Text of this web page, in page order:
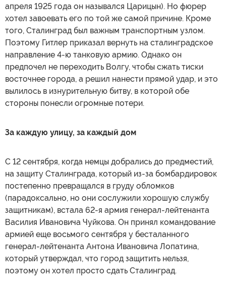
апреля 1925 года он назывался Царицын). Но фюрер
хотел завоевать его по той же самой причине. Кроме
того, Сталинград был важным транспортным узлом.
Поэтому Гитлер приказал вернуть на сталинградское
направление 4-ю танковую армию. Однако он
предпочел не переходить Волгу, чтобы сжать тиски
восточнее города, а решил нанести прямой удар, и это
вылилось в изнурительную битву, в которой обе
стороны понесли огромные потери.
За каждую улицу, за каждый дом
С 12 сентября, когда немцы добрались до предместий,
на защиту Сталинграда, который из-за бомбардировок
постепенно превращался в груду обломков
(парадоксально, но они сослужили хорошую службу
защитникам), встала 62-я армия генерал-лейтенанта
Василия Ивановича Чуйкова. Он принял командование
армией еще восьмого сентября у бесталанного
генерал-лейтенанта Антона Ивановича Лопатина,
который утверждал, что город защитить нельзя,
поэтому он хотел просто сдать Сталинград.